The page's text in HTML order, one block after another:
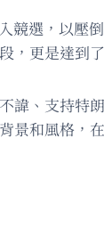
競選，以
，更是達到
、支持
和風格，